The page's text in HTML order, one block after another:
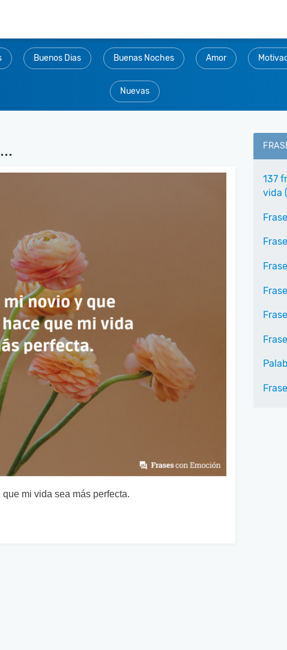
Buenos Dias Buenas Noches Amor
Nuevas
mi vida sea más perfecta.
137
vida